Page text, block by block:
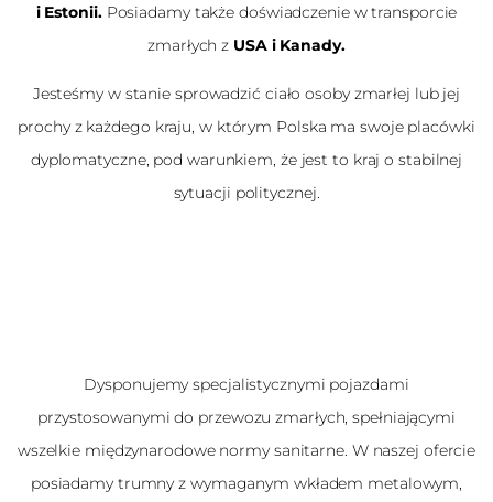
i Estonii.Posiadamy także doświadczenie w transporcie
zmarłych z USA i Kanady.
Jesteśmy w stanie sprowadzić ciało osoby zmarłej lub jej
prochy z każdego kraju, w którym Polska ma swoje placówki
dyplomatyczne, pod warunkiem, że jest to kraj o stabilnej
sytuacji politycznej.
Dysponujemy specjalistycznymi pojazdami
przystosowanymi do przewozu zmarłych, spełniającymi
wszelkie międzynarodowe normy sanitarne. W naszej ofercie
posiadamy trumny z wymaganym wkładem metalowym,